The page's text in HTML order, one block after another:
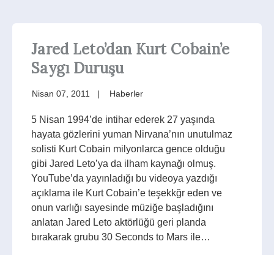
Jared Leto’dan Kurt Cobain’e
Saygı Duruşu
Nisan 07, 2011 Haberler
5 Nisan 1994’de intihar ederek 27 yaşında
hayata gözlerini yuman Nirvana’nın unutulmaz
solisti Kurt Cobain milyonlarca gence olduğu
gibi Jared Leto’ya da ilham kaynağı olmuş.
YouTube’da yayınladığı bu videoya yazdığı
açıklama ile Kurt Cobain’e teşekkğr eden ve
onun varlığı sayesinde müziğe başladığını
anlatan Jared Leto aktörlüğü geri planda
bırakarak grubu 30 Seconds to Mars ile…